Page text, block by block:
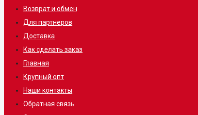
Возврат и обмен
Для партнеров
Доставка
Как сделать заказ
Главная
Крупный опт
Наши контакты
Обратная связь